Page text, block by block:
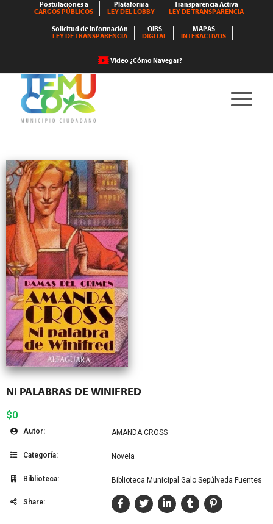
Postulaciones a
CARGOS PÚBLICOS
Plataforma
LEY DEL LOBBY
Transparencia Activa
LEY DE TRANSPARENCIA
Solicitud de Información
LEY DE TRANSPARENCIA
OIRS
DIGITAL
MAPAS
INTERACTIVOS
Video ¿Cómo Navegar?
NI PALABRAS DE WINIFRED
$0
Autor: AMANDA CROSS
Categoría: Novela
Biblioteca: Biblioteca Municipal Galo Sepúlveda Fuentes
Share: